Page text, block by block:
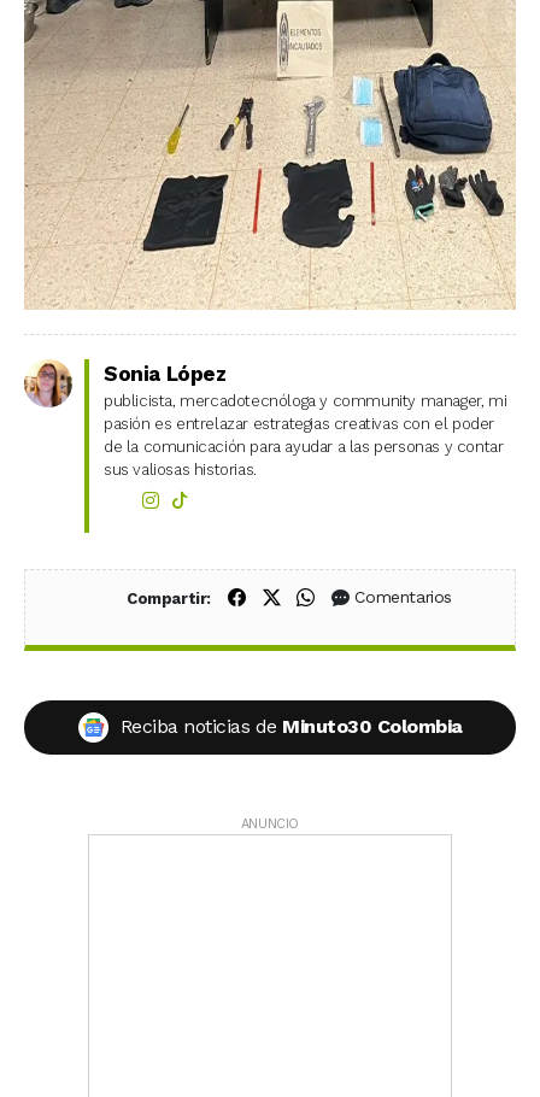
Sonia López
publicista, mercadotecnóloga y community manager, mi
pasión es entrelazar estrategias creativas con el poder
de la comunicación para ayudar a las personas y contar
sus valiosas historias.
Compartir: Compartir en Facebook
Compartir en X (Twitter)
Compartir en WhatsApp
Comentarios
Reciba noticias de Minuto30 Colombia
ANUNCIO